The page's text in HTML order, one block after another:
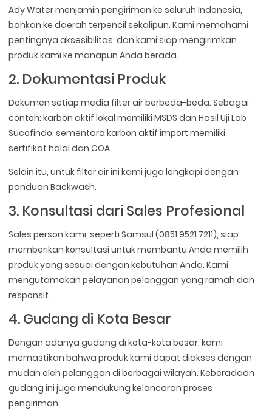
Ady Water menjamin pengiriman ke seluruh Indonesia,
bahkan ke daerah terpencil sekalipun. Kami memahami
pentingnya aksesibilitas, dan kami siap mengirimkan
produk kami ke manapun Anda berada.
2. Dokumentasi Produk
Dokumen setiap media filter air berbeda-beda. Sebagai
contoh: karbon aktif lokal memiliki MSDS dan Hasil Uji Lab
Sucofindo, sementara karbon aktif import memiliki
sertifikat halal dan COA.
Selain itu, untuk filter air ini kami juga lengkapi dengan
panduan Backwash.
3. Konsultasi dari Sales Profesional
Sales person kami, seperti Samsul (0851 9521 7211), siap
memberikan konsultasi untuk membantu Anda memilih
produk yang sesuai dengan kebutuhan Anda. Kami
mengutamakan pelayanan pelanggan yang ramah dan
responsif.
4. Gudang di Kota Besar
Dengan adanya gudang di kota-kota besar, kami
memastikan bahwa produk kami dapat diakses dengan
mudah oleh pelanggan di berbagai wilayah. Keberadaan
gudang ini juga mendukung kelancaran proses
pengiriman.